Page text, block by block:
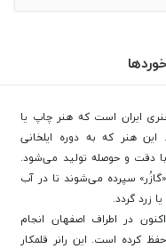
هنری ایران است که هنر چاپ یا
هنر که به دوره ایلخانی
دقت و حوصله تولید می‌شود.
سپرده می‌شوند تا در آب
زرد گردد.
در اطراف اصفهان انجام
کرده است. این رانر قلمکار